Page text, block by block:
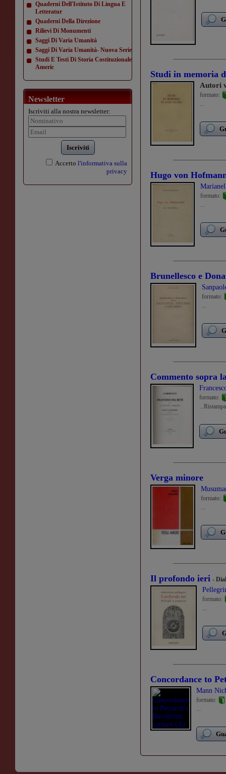
Quaderni Dell'Istituto Di Lingua E
Letteratur
Quaderni Della Direzione
Rilievi Di Monumenti
Saggi Di Varia Umanità
Saggi Di Varia Umanità- Nuova Serie
Studi E Testi Di Storia Costituzionale
Americ
Newsletter
Iscriviti alla nostra newsletter:
Iscriviti
Accetto l'informativa sulla
privacy
Studi in memoria
Autori
formato:
...
Hugo von
formato:
...
Brunellesco e
formato:
...
Commento sopra
formato:
Verga minore
formato:
...
Il profondo ieri -
formato:
...
Concordance to
Mann
formato:
...